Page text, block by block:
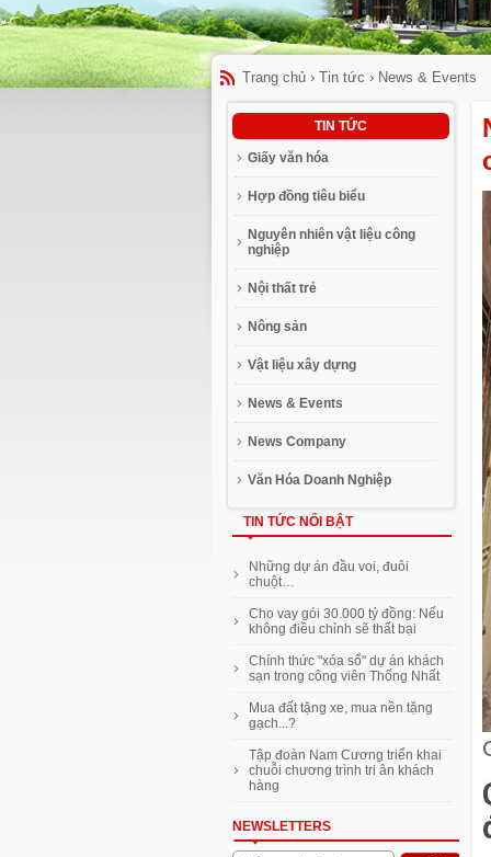
Trang chủ › Tin tức › News & Events
TIN TỨC
Giấy văn hóa
Hợp đồng tiêu biểu
Nguyên nhiên vật liệu công
nghiệp
Nội thất trẻ
Nông sản
Vật liệu xây dựng
News & Events
News Company
Văn Hóa Doanh Nghiệp
TIN TỨC NỔI BẬT
Geleximco đầu tư 800 triệu USD
làm ô tô điện
Vũ Văn Tiền: Đại gia không siêu
xe, hàng hiệu
Mặt bằng bán lẻ Hà Nội cạnh
tranh gay gắt để giữ chân khách
Thanh toán 10% nhận nhà
Imperia An Phú hoàn thiện nội
thất
VnExpress ra mắt chuyên trang
Rao vặt Nhà Đất mới
Những dự án đầu voi, đuôi
chuột…
Cho vay gói 30.000 tỷ đồng: Nếu
không điều chỉnh sẽ thất bại
Chính thức "xóa sổ" dự án khách
sạn trong công viên Thống Nhất
Mua đất tặng xe, mua nền tặng
gạch...?
Tập đoàn Nam Cương triển khai
chuỗi chương trình tri ân khách
hàng
NEWSLETTERS